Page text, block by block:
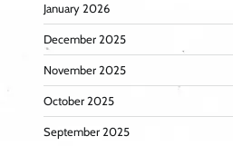
January 2026
December 2025
November 2025
October 2025
September 2025